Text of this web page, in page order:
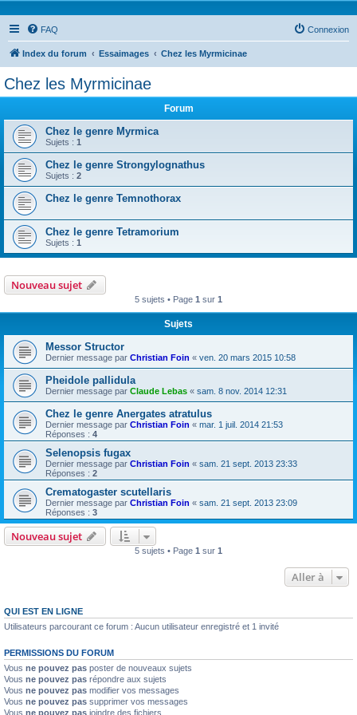
FAQ Connexion
Index du forum Essaimages Chez les Myrmicinae
Chez les Myrmicinae
Forum
Chez le genre Myrmica
Sujets : 1
Chez le genre Strongylognathus
Sujets : 2
Chez le genre Temnothorax
Chez le genre Tetramorium
Sujets : 1
Nouveau sujet
5 sujets • Page 1 sur 1
Sujets
Messor Structor
Dernier message par Christian Foin « ven. 20 mars 2015 10:58
Pheidole pallidula
Dernier message par Claude Lebas « sam. 8 nov. 2014 12:31
Chez le genre Anergates atratulus
Dernier message par Christian Foin « mar. 1 juil. 2014 21:53
Réponses : 4
Selenopsis fugax
Dernier message par Christian Foin « sam. 21 sept. 2013 23:33
Réponses : 2
Crematogaster scutellaris
Dernier message par Christian Foin « sam. 21 sept. 2013 23:09
Réponses : 3
Nouveau sujet
5 sujets • Page 1 sur 1
Aller à
QUI EST EN LIGNE
Utilisateurs parcourant ce forum : Aucun utilisateur enregistré et 1 invité
PERMISSIONS DU FORUM
Vous ne pouvez pas poster de nouveaux sujets
Vous ne pouvez pas répondre aux sujets
Vous ne pouvez pas modifier vos messages
Vous ne pouvez pas supprimer vos messages
Vous ne pouvez pas joindre des fichiers